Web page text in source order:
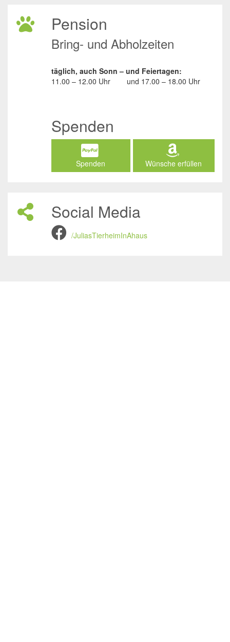
Pension
Bring- und Abholzeiten
täglich, auch Sonn – und Feiertagen:
11.00 – 12.00 Uhr
und 17.00 – 18.00 Uhr
Spenden
Spenden Wünsche erfüllen
Social Media
/JuliasTierheimInAhaus